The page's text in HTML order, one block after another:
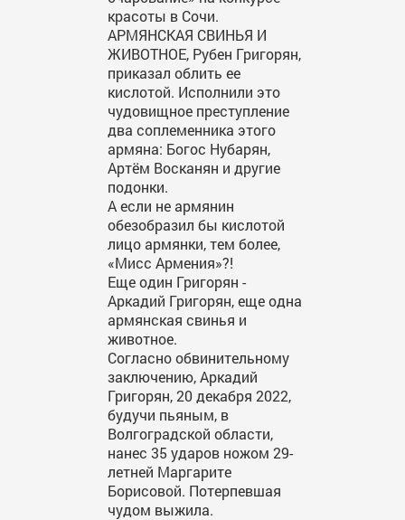
красоты в Сочи.
АРМЯНСКАЯ СВИНЬЯ И
ЖИВОТНОЕ, Рубен Григорян,
приказал облить ее
кислотой. Исполнили это
чудовищное преступление
два соплеменника этого
армяна: Богос Нубарян,
Артём Восканян и другие
подонки.
А если не армянин
обезобразил бы кислотой
лицо армянки, тем более,
«Мисс Армения»?!
Еще один Григорян -
Аркадий Григорян, еще одна
армянская свинья и
животное.
Согласно обвинительному
заключению, Аркадий
Григорян, 20 декабря 2022,
будучи пьяным, в
Волгоградской области,
нанес 35 ударов ножом 29-
летней Маргарите
Борисовой. Потерпевшая
чудом выжила.